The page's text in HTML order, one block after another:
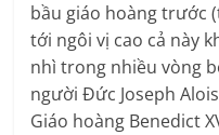
bầu giáo hoàng trước
tới ngôi vị cao cả này
nhì trong nhiều vòng
người Đức Joseph
Giáo hoàng Benedict